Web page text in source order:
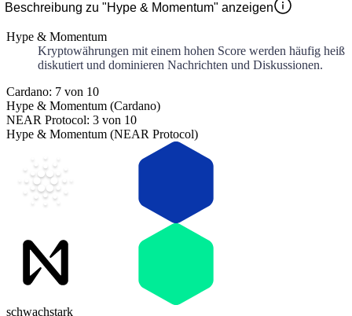
Beschreibung zu "Hype & Momentum" anzeigen
Hype & Momentum
Kryptowährungen mit einem hohen Score werden häufig heiß
diskutiert und dominieren Nachrichten und Diskussionen.
Cardano: 7 von 10
Hype & Momentum (Cardano)
NEAR Protocol: 3 von 10
Hype & Momentum (NEAR Protocol)
schwachstark